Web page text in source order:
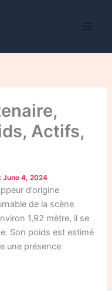
Actifs,
June 4, 2024
d’origine
de la scène
1,92 mètre, il se
Son poids est estimé
une présence